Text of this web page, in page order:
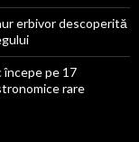
erbivor descoperită
începe pe 17
rare